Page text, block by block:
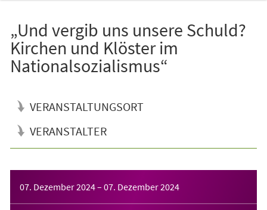
„Und vergib uns unsere Schuld?
Kirchen und Klöster im
Nationalsozialismus“
VERANSTALTUNGSORT
VERANSTALTER
07. Dezember 2024– 07. Dezember 2024